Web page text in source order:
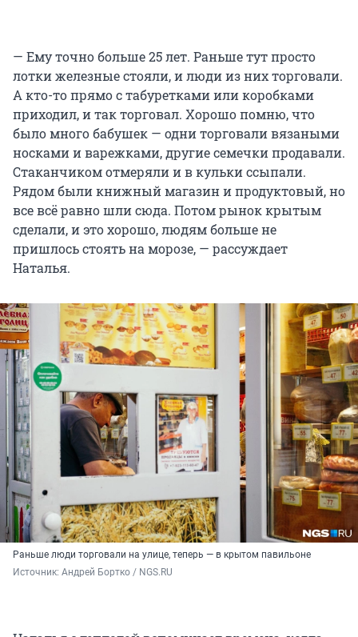
— Ему точно больше 25 лет. Раньше тут просто
лотки железные стояли, и люди из них торговали.
А кто-то прямо с табуретками или коробками
приходил, и так торговал. Хорошо помню, что
было много бабушек — одни торговали вязаными
носками и варежками, другие семечки продавали.
Стаканчиком отмеряли и в кульки ссыпали.
Рядом были книжный магазин и продуктовый, но
все всё равно шли сюда. Потом рынок крытым
сделали, и это хорошо, людям больше не
пришлось стоять на морозе, — рассуждает
Наталья.
Раньше люди торговали на улице, теперь — в крытом павильоне
Источник: Андрей Бортко / NGS.RU